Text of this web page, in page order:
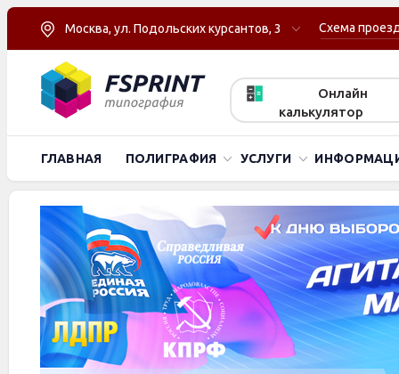
Москва, ул. Подольских курсантов, 3 Схема
Онлайн
калькулятор
ГЛАВНАЯ ПОЛИГРАФИЯ УСЛУГИ